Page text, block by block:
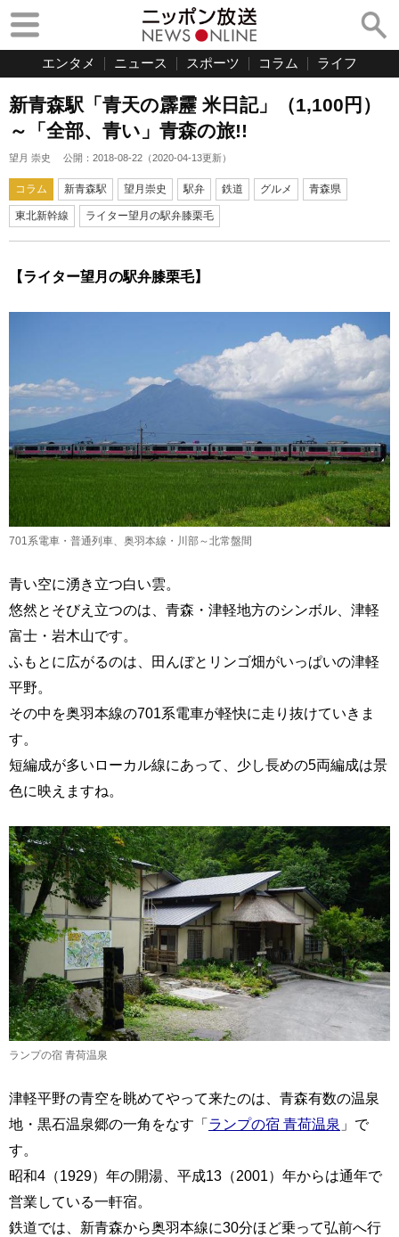
エンタメ ニュース スポーツ コラム ライフ
新青森駅「青天の霹靂 米日記」（1,100円）
～「全部、青い」青森の旅!!
望月 崇史 公開： 2018-08-22 （2020-04-13更新）
コラム 新青森駅 望月崇史 駅弁 鉄道 グルメ 青森県
東北新幹線 ライター望月の駅弁膝栗毛
【ライター望月の駅弁膝栗毛】
701系電車・普通列車、奥羽本線・川部～北常盤間
青い空に湧き立つ白い雲。
悠然とそびえ立つのは、青森・津軽地方のシンボル、津軽
富士・岩木山です。
ふもとに広がるのは、田んぼとリンゴ畑がいっぱいの津軽
平野。
その中を奥羽本線の701系電車が軽快に走り抜けていきま
す。
短編成が多いローカル線にあって、少し長めの5両編成は景
色に映えますね。
ランプの宿 青荷温泉
津軽平野の青空を眺めてやって来たのは、青森有数の温泉
地・黒石温泉郷の一角をなす「ランプの宿 青荷温泉 」で
す。
昭和4（1929）年の開湯、平成13（2001）年からは通年で
営業している一軒宿。
鉄道では、新青森から奥羽本線に30分ほど乗って弘前へ行